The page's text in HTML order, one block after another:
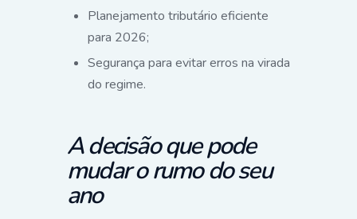
Planejamento tributário eficiente
para 2026;
Segurança para evitar erros na virada
do regime.
A decisão que pode
mudar o rumo do seu
ano